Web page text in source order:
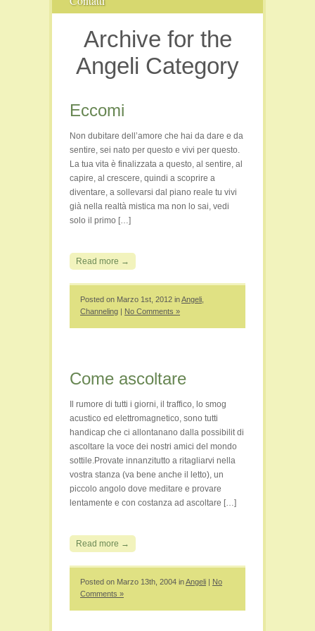
Il Vecchio Blog
Fiere
Film e Video
Libri
Persone
Viaggi e Luoghi Spirituali
Archive for the
Angeli Category
Eccomi
Non dubitare dell’amore che hai da dare e da
sentire, sei nato per questo e vivi per questo.
La tua vita è finalizzata a questo, al sentire, al
capire, al crescere, quindi a scoprire a
diventare, a sollevarsi dal piano reale tu vivi
già nella realtà mistica ma non lo sai, vedi
solo il primo […]
Read more →
Posted on Marzo 1st, 2012 inAngeli
Channeling | No Comments »
Come ascoltare
Il rumore di tutti i giorni, il traffico, lo smog
acustico ed elettromagnetico, sono tutti
handicap che ci allontanano dalla possibilit di
ascoltare la voce dei nostri amici del mondo
sottile.Provate innanzitutto a ritagliarvi nella
vostra stanza (va bene anche il letto), un
piccolo angolo dove meditare e provare
lentamente e con costanza ad ascoltare […]
Read more →
Posted on Marzo 13th, 2004 inAngeli | No
Comments »